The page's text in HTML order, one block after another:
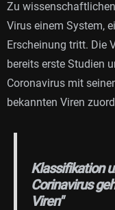
Zu
Virus einem System,
Erscheinung tritt. Die
bereits erste Studien
Coronavirus mit
bekannten Viren
Klassifikation
Corinavirus
Viren"